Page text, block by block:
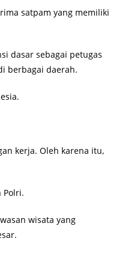
satpam yang memiliki
dasar sebagai petugas
berbagai daerah.
kerja. Oleh karena itu,
Polri.
wisata yang